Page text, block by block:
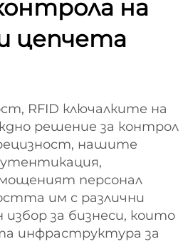
на
цепчета
RFID ключалките на
решение за контрол
нашите
персонал
им с различни
за бизнеси, които
инфраструктура за